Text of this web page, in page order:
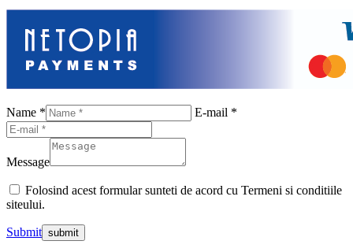
Name * E-mail *
Message
Folosind acest formular sunteti de acord cu Termeni si conditiile
siteului.
Submit